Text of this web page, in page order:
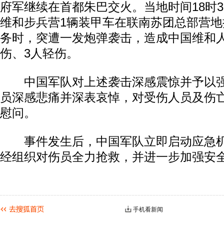
府军继续在首都朱巴交火。当地时间18时
维和步兵营1辆装甲车在联南苏团总部营
务时，突遭一发炮弹袭击，造成中国维和
伤、3人轻伤。
中国军队对上述袭击深感震惊并予以
员深感悲痛并深表哀悼，对受伤人员及伤
慰问。
事件发生后，中国军队立即启动应急
经组织对伤员全力抢救，并进一步加强安
手机看新闻